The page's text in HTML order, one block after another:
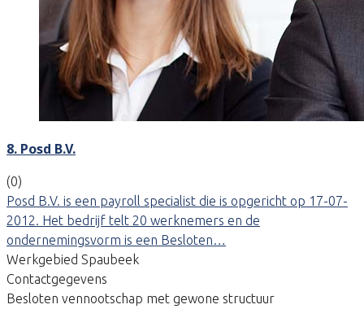
8. Posd B.V.
(0)
Posd B.V. is een payroll specialist die is opgericht op 17-07-
2012. Het bedrijf telt 20 werknemers en de
ondernemingsvorm is een Besloten…
Werkgebied Spaubeek
Contactgegevens
Besloten vennootschap met gewone structuur